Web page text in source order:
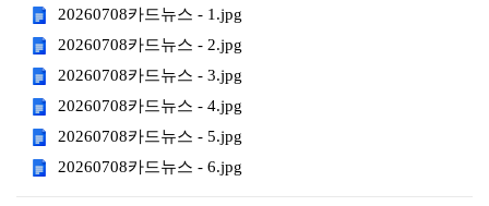
20260708카드뉴스 - 1.jpg
20260708카드뉴스 - 2.jpg
20260708카드뉴스 - 3.jpg
20260708카드뉴스 - 4.jpg
20260708카드뉴스 - 5.jpg
20260708카드뉴스 - 6.jpg